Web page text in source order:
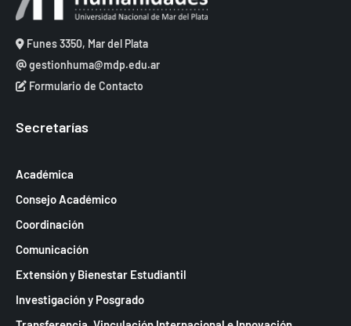
Funes 3350, Mar del Plata
gestionhuma@mdp.edu.ar
Formulario de Contacto
Secretarías
Académica
Consejo Académico
Coordinación
Comunicación
Extensión y Bienestar Estudiantil
Investigación y Posgrado